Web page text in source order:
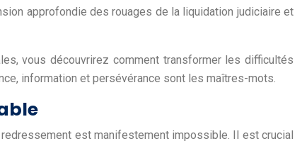
approfondie des rouages de la liquidation judiciaire et
vous découvrirez comment transformer les difficultés
information et persévérance sont les maîtres-mots.
est manifestement impossible. Il est crucial